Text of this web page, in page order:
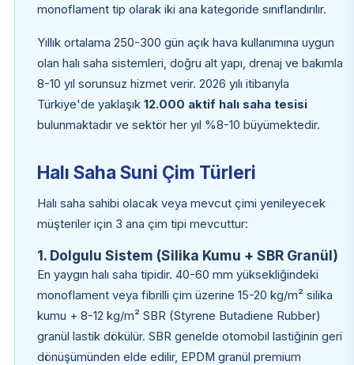
monoflament tip olarak iki ana kategoride sınıflandırılır.
Yıllık ortalama 250-300 gün açık hava kullanımına uygun
olan halı saha sistemleri, doğru alt yapı, drenaj ve bakımla
8-10 yıl sorunsuz hizmet verir. 2026 yılı itibarıyla
Türkiye'de yaklaşık 12.000 aktif halı saha tesisi
bulunmaktadır ve sektör her yıl %8-10 büyümektedir.
Halı Saha Suni Çim Türleri
Halı saha sahibi olacak veya mevcut çimi yenileyecek
müşteriler için 3 ana çim tipi mevcuttur:
1. Dolgulu Sistem (Silika Kumu + SBR Granül)
En yaygın halı saha tipidir. 40-60 mm yüksekliğindeki
monoflament veya fibrilli çim üzerine 15-20 kg/m² silika
kumu + 8-12 kg/m² SBR (Styrene Butadiene Rubber)
granül lastik dökülür. SBR genelde otomobil lastiğinin geri
dönüşümünden elde edilir, EPDM granül premium